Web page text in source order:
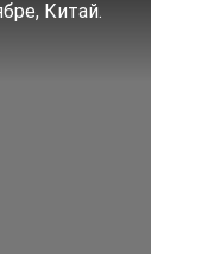
Китай.